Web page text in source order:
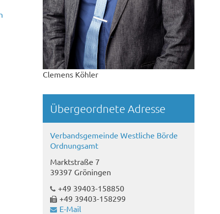
Clemens Köhler
Übergeordnete Adresse
Verbandsgemeinde Westliche Börde
Ordnungsamt
Marktstraße 7
39397 Gröningen
+49 39403-158850
+49 39403-158299
E-Mail